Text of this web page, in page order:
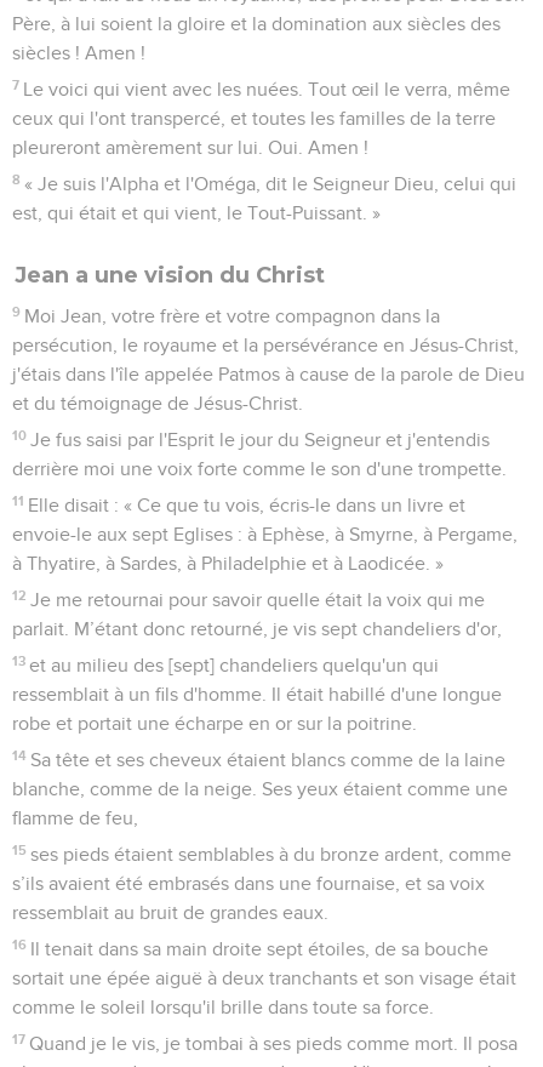
Père, à lui soient la gloire et la domination aux siècles des
siècles ! Amen !
7 Le voici qui vient avec les nuées. Tout œil le verra, même
ceux qui l'ont transpercé, et toutes les familles de la terre
pleureront amèrement sur lui. Oui. Amen !
8 « Je suis l'Alpha et l'Oméga, dit le Seigneur Dieu, celui qui
est, qui était et qui vient, le Tout-Puissant. »
Jean a une vision du Christ
9 Moi Jean, votre frère et votre compagnon dans la
persécution, le royaume et la persévérance en Jésus-Christ,
j'étais dans l'île appelée Patmos à cause de la parole de Dieu
et du témoignage de Jésus-Christ.
10 Je fus saisi par l'Esprit le jour du Seigneur et j'entendis
derrière moi une voix forte comme le son d'une trompette.
11 Elle disait : « Ce que tu vois, écris-le dans un livre et
envoie-le aux sept Eglises : à Ephèse, à Smyrne, à Pergame,
à Thyatire, à Sardes, à Philadelphie et à Laodicée. »
12 Je me retournai pour savoir quelle était la voix qui me
parlait. M’étant donc retourné, je vis sept chandeliers d'or,
13 et au milieu des [sept] chandeliers quelqu'un qui
ressemblait à un fils d'homme. Il était habillé d'une longue
robe et portait une écharpe en or sur la poitrine.
14 Sa tête et ses cheveux étaient blancs comme de la laine
blanche, comme de la neige. Ses yeux étaient comme une
flamme de feu,
15 ses pieds étaient semblables à du bronze ardent, comme
s’ils avaient été embrasés dans une fournaise, et sa voix
ressemblait au bruit de grandes eaux.
16 Il tenait dans sa main droite sept étoiles, de sa bouche
sortait une épée aiguë à deux tranchants et son visage était
comme le soleil lorsqu'il brille dans toute sa force.
17 Quand je le vis, je tombai à ses pieds comme mort. Il posa